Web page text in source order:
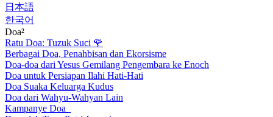
日本語
한국어
Doa²
Ratu Doa: Tuzuk Suci 🌹
Berbagai Doa, Penahbisan dan Ekorsisme
Doa-doa dari Yesus Gemilang Pengembara ke Enoch
Doa untuk Persiapan Ilahi Hati-Hati
Doa Suaka Keluarga Kudus
Doa dari Wahyu-Wahyan Lain
Kampanye Doa